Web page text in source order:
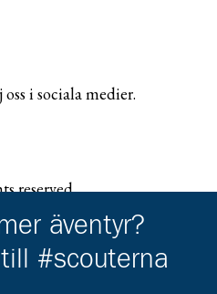
i sociala medier.
reserved.
äventyr?
#scouterna